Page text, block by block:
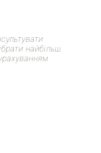
найбільш